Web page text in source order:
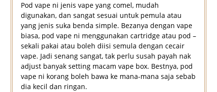
Pod vape ni jenis vape yang comel, mudah
digunakan, dan sangat sesuai untuk pemula atau
yang jenis suka benda simple. Bezanya dengan vape
biasa, pod vape ni menggunakan cartridge atau pod –
sekali pakai atau boleh diisi semula dengan cecair
vape. Jadi senang sangat, tak perlu susah payah nak
adjust banyak setting macam vape box. Bestnya, pod
vape ni korang boleh bawa ke mana-mana saja sebab
dia kecil dan ringan.